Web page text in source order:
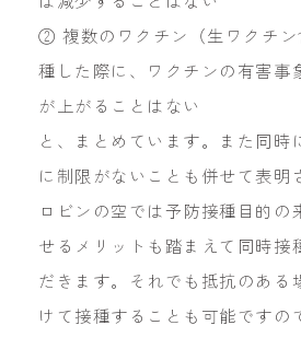
② 複数のワクチン（生ワクチン
種した際に、ワクチンの有害事
が上がることはない
と、まとめています。また同時
に制限がないことも併せて表明
ロビンの空では予防接種目的の
せるメリットも踏まえて同時接
だきます。それでも抵抗のある
けて接種することも可能ですの